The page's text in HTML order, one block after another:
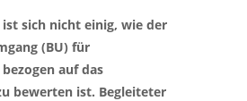
ist sich nicht einig, wie der
(BU) für
auf das
bewerten ist. Begleiteter